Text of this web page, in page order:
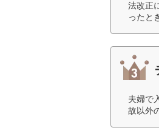
法改正
ったと
夫婦で
故以外